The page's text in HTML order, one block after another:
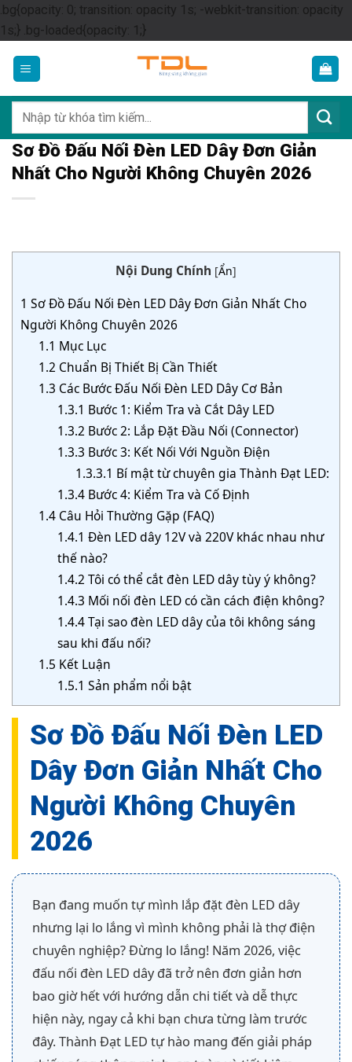
.bg{opacity: 0; transition: opacity 1s; -webkit-transition: opacity
1s;} .bg-loaded{opacity: 1;}Skip
content
kiếm:
Sơ Đồ Đấu Nối Đèn LED Dây Đơn Giản
Nhất Cho Người Không Chuyên 2026
Nội Dung Chính [Ẩn]
1 Sơ Đồ Đấu Nối Đèn LED Dây Đơn Giản Nhất Cho
Người Không Chuyên 2026
1.1 Mục Lục
1.2 Chuẩn Bị Thiết Bị Cần Thiết
1.3 Các Bước Đấu Nối Đèn LED Dây Cơ Bản
1.3.1 Bước 1: Kiểm Tra và Cắt Dây LED
1.3.2 Bước 2: Lắp Đặt Đầu Nối (Connector)
1.3.3 Bước 3: Kết Nối Với Nguồn Điện
1.3.3.1 Bí mật từ chuyên gia Thành Đạt LED:
1.3.4Bước 4: Kiểm Tra và Cố Định
1.4 Câu Hỏi Thường Gặp (FAQ)
1.4.1 Đèn LED dây 12V và 220V khác nhau như
thế nào?
1.4.2 Tôi có thể cắt đèn LED dây tùy ý không?
1.4.3 Mối nối đèn LED có cần cách điện không?
1.4.4Tại sao đèn LED dây của tôi không sáng
sau khi đấu nối?
1.5 Kết Luận
1.5.1 Sản phẩm nổi bật
Sơ Đồ Đấu Nối Đèn LED
Dây Đơn Giản Nhất Cho
Người Không Chuyên
2026
Bạn đang muốn tự mình lắp đặt đèn LED dây
nhưng lại lo lắng vì mình không phải là thợ điện
chuyên nghiệp? Đừng lo lắng! Năm 2026, việc
đấu nối đèn LED dây đã trở nên đơn giản hơn
bao giờ hết với hướng dẫn chi tiết và dễ thực
hiện này, ngay cả khi bạn chưa từng làm trước
đây. Thành Đạt LED tự hào mang đến giải pháp